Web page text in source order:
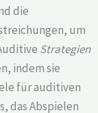
die
um
Strategien
indem sie
für auditiven
das Abspielen